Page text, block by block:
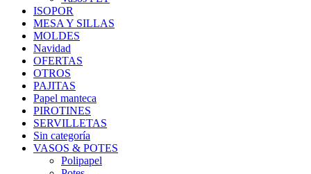
ISOPOR
MESA Y SILLAS
MOLDES
Navidad
OFERTAS
OTROS
PAJITAS
Papel manteca
PIROTINES
SERVILLETAS
Sin categoría
VASOS & POTES
Polipapel